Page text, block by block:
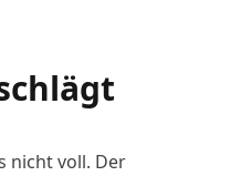
nicht voll. Der